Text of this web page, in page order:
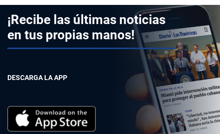
¡Recibe las últimas noticias
en tus propias manos!
DESCARGA LA APP